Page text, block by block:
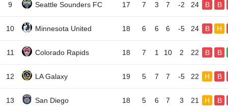
9 Seattle Sounders FC 17 7 3 7 -2 24 B B
10 Minnesota United 18 6 6 6 -5 24 B H
11 Colorado Rapids 18 7 1 10 2 22 B B
12 LA Galaxy 19 5 7 7 -5 22 H B
13 San Diego 18 5 6 7 3 21 H B